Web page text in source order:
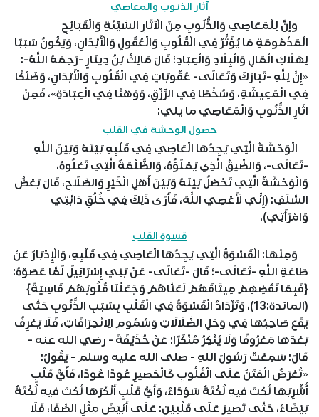
آثار الذنوب والمعاصي
وإِنَّ لِلْمَعَاصِي وَالذُّنُوبِ مِنَ الْآثَارِ السَّيِّئَةِ وَالْقَبَائِحِ
الْمَذْمُومَةِ مَا يُؤَثِّرُ فِي الْقُلُوبِ وَالْعُقُولِ وَالْأَبْدَانِ، وَيَكُونُ سَبَبًا
لِهَلَاكِ الْمَالِ وَالْبِلَادِ وَالْعِبَادِ؛ قَالَ مَالِكُ بْنُ دِينَارٍ -رَحِمَهُ اللَّهُ-:
«إِنَّ لِلَّهِ -تَبَارَكَ وَتَعَالَى- عُقُوبَاتٍ فِي الْقُلُوبِ وَالْأَبْدَانِ، وَضَنْكًا
فِي الْمَعِيشَةِ، وَسُخْطًا فِي الرِّزْقِ، وَوَهْنًا فِي الْعِبَادَةِ»، فَمِنْ
آثَارِ الذُّنُوبِ وَالْمَعَاصِي ما يلي:
حصول الوحشة في القلب
الْوَحْشَةُ الَّتِي يَجِدُهَا الْعَاصِي فِي قَلْبِهِ بَيْنَهُ وَبَيْنَ اللَّهِ
-تَعَالَى-، وَالضِّيقُ الَّذِي يَمْلَؤُهُ، وَالظُّلْمَةُ الَّتِي تَعْلُوهُ،
وَالْوَحْشَةُ الَّتِي تَحْصُلُ بَيْنَهُ وَبَيْنَ أَهْلِ الْخَيْرِ وَالصَّلَاحِ، قَالَ بَعْضُ
السَّلَفِ: (إِنِّي لَأَعْصِي اللَّهَ، فَأَرَى ذَلِكَ فِي خُلُقِ دَابَّتِي
وَامْرَأَتِي).
قسوة القلب
وَمِنْهَا: الْقَسْوَةُ الَّتِي يَجِدُهَا الْعَاصِي فِي قَلْبِهِ، وَالْإِدْبَارُ عَنْ
طَاعَةِ اللَّهِ -تَعَالَى-؛ قَالَ -تَعَالَى- عَنْ بَنِي إِسْرَائِيلَ لَمَّا عَصَوْهُ:
{فَبِمَا نَقْضِهِمْ مِيثَاقَهُمْ لَعَنَّاهُمْ وَجَعَلْنَا قُلُوبَهُمْ قَاسِيَةً}
(المائدة:13)، وَتَزْدَادُ الْقَسْوَةُ فِي الْقَلْبِ بِسَبَبِ الذُّنُوبِ حَتَّى
يَقَعَ صَاحِبُهَا فِي وَحَلِ الضَّلَالَاتِ وَسُمُومِ الِانْحِرَافَاتِ، فَلَا يَعْرِفُ
بَعْدَهَا مَعْرُوفًا وَلَا يُنْكِرُ مُنْكَرًا؛ عَنْ حُذَيْفَةَ - رضي الله عنه -
قَالَ: سَمِعْتُ رَسُولَ اللهِ - صلى الله عليه وسلم - يَقُولُ:
«تُعْرَضُ الْفِتَنُ عَلَى الْقُلُوبِ كَالْحَصِيرِ عُودًا عُودًا، فَأَيُّ قَلْبٍ
أُشْرِبَهَا نُكِتَ فِيهِ نُكْتَةٌ سَوْدَاءُ، وَأَيُّ قَلْبٍ أَنْكَرَهَا نُكِتَ فِيهِ نُكْتَةٌ
بَيْضَاءُ، حَتَّى تَصِيرَ عَلَى قَلْبَيْنِ: عَلَى أَبْيَضَ مِثْلِ الصَّفَا، فَلَا